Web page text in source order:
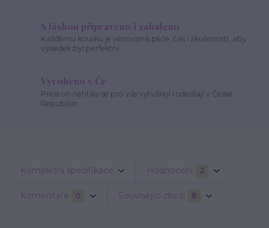
S láskou připraveno i zabaleno
Každému kousku je věnovaná péče, čas i zkušenosti, aby
výsledek byl perfektní.
Vyrobeno v Čr
Press on nehtíky se pro vás vytvářejí i odesílají v České
Republice.
Kompletní specifikace Hodnocení 2
Komentáře 0 Související zboží 8